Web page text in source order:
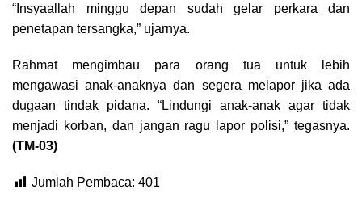
“Insyaallah minggu depan sudah gelar perkara dan
penetapan tersangka,” ujarnya.
Rahmat mengimbau para orang tua untuk lebih
mengawasi anak-anaknya dan segera melapor jika ada
dugaan tindak pidana. “Lindungi anak-anak agar tidak
menjadi korban, dan jangan ragu lapor polisi,” tegasnya.
(TM-03)
Jumlah Pembaca: 401